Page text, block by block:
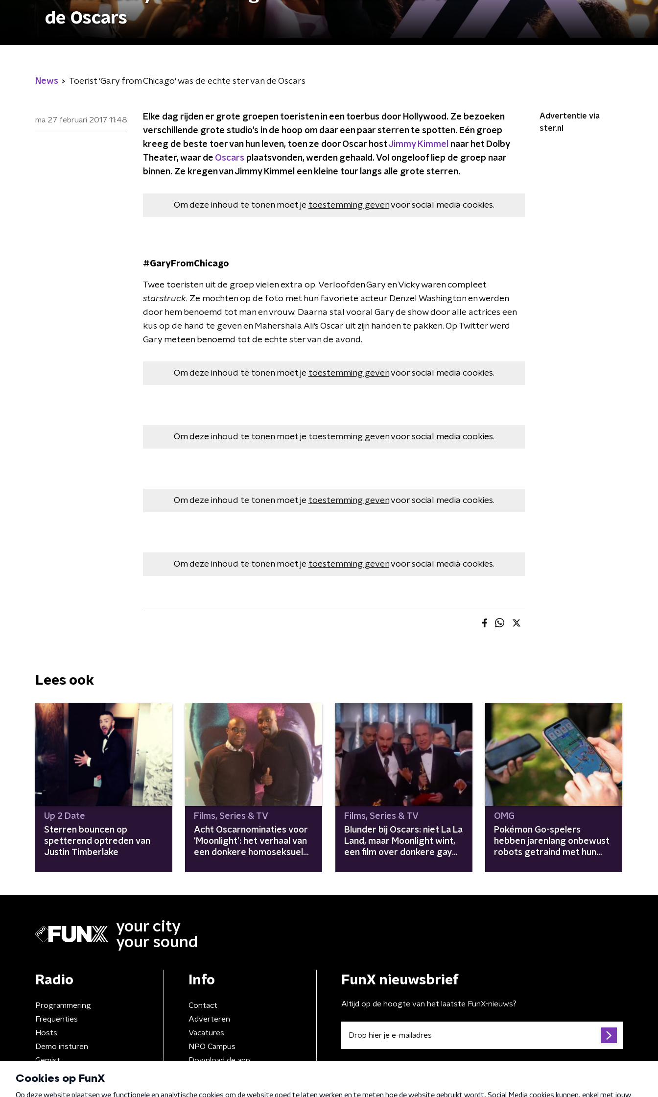
de Oscars
News Toerist 'Gary from Chicago' was de echte ster van de Oscars
ma 27 februari 2017 11:48
Elke dag rijden er grote groepen toeristen in een toerbus door Hollywood. Ze bezoeken
verschillende grote studio's in de hoop om daar een paar sterren te spotten. Eén groep
kreeg de beste toer van hun leven, toen ze door Oscar hostJimmy Kimmel naar het Dolby
Theater, waar de Oscars plaatsvonden, werden gehaald. Vol ongeloof liep de groep naar
binnen. Ze kregen van Jimmy Kimmel een kleine tour langs alle grote sterren.
Om deze inhoud te tonen moet je toestemming gevenvoor social media cookies.
#GaryFromChicago
Twee toeristen uit de groep vielen extra op. Verloofden Gary en Vicky waren compleet
starstruck. Ze mochten op de foto met hun favoriete acteur Denzel Washington en werden
door hem benoemd tot man en vrouw. Daarna stal vooral Gary de show door alle actrices een
kus op de hand te geven en Mahershala Ali's Oscar uit zijn handen te pakken. Op Twitter werd
Gary meteen benoemd tot de echte ster van de avond.
Om deze inhoud te tonen moet je toestemming gevenvoor social media cookies.
Om deze inhoud te tonen moet je toestemming gevenvoor social media cookies.
Om deze inhoud te tonen moet je toestemming gevenvoor social media cookies.
Om deze inhoud te tonen moet je toestemming gevenvoor social media cookies.
Advertentie via
ster.nl
Lees ook
Up 2 Date
Sterren bouncen op
spetterend optreden van
Justin Timberlake
Films, Series & TV
Acht Oscarnominaties voor
'Moonlight': het verhaal van
een donkere homoseksuele
achterstandsbuurt
Films, Series & TV
Blunder bij Oscars: niet La La
Land, maar Moonlight wint,
een film over donkere gay
OMG
Pokémon Go-spelers
hebben jarenlang onbewust
robots getraind met hun
your city
your sound
Radio
Programmering
Frequenties
Hosts
Demo insturen
Gemist
Info
Contact
Adverteren
Vacatures
NPO Campus
Download de app
FunX nieuwsbrief
Altijd op de hoogte van het laatste FunX-nieuws?